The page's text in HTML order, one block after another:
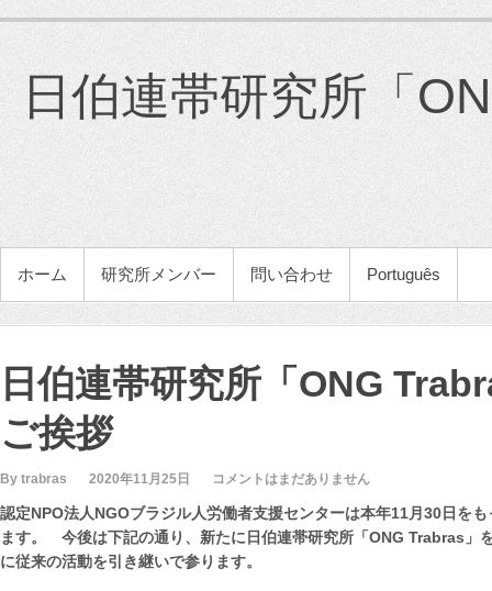
プ
日伯連帯研究所「
メインメニュー
ホーム 研究所メンバー 問い合わせ Português
日伯連帯研究所「ONG
ご挨拶
By trabras 2020年11月25日 コメントはまだありません
認定NPO法人NGOブラジル人労働者支援センターは本年11月30日を
ます。 今後は下記の通り、新たに日伯連帯研究所「ONG Trabras」
に従来の活動を引き継いで参ります。